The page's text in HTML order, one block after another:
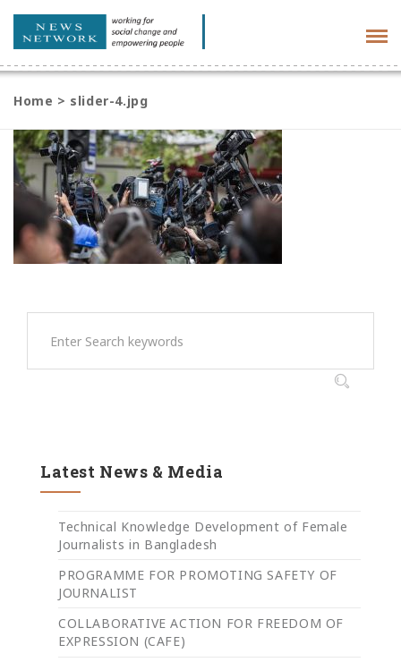
Home > slider-4.jpg
Latest News & Media
Technical Knowledge Development of Female
Journalists in Bangladesh
PROGRAMME FOR PROMOTING SAFETY OF
JOURNALIST
COLLABORATIVE ACTION FOR FREEDOM OF
EXPRESSION (CAFE)